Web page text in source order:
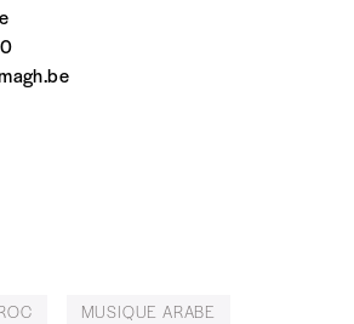
choisir de participer
numéros. Ce paiement
Il marque votre
nos activités.
MUSIQUE ARABE